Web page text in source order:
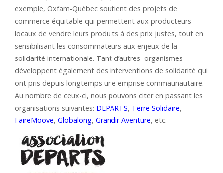
exemple, Oxfam-Québec soutient des projets de
commerce équitable qui permettent aux producteurs
locaux de vendre leurs produits à des prix justes, tout en
sensibilisant les consommateurs aux enjeux de la
solidarité internationale. Tant d’autres organismes
développent également des interventions de solidarité qui
ont pris depuis longtemps une emprise commaunautaire.
Au nombre de ceux-ci, nous pouvons citer en passant les
organisations suivantes: DEPARTS, Terre Solidaire,
FaireMoove, Globalong, Grandir Aventure, etc.